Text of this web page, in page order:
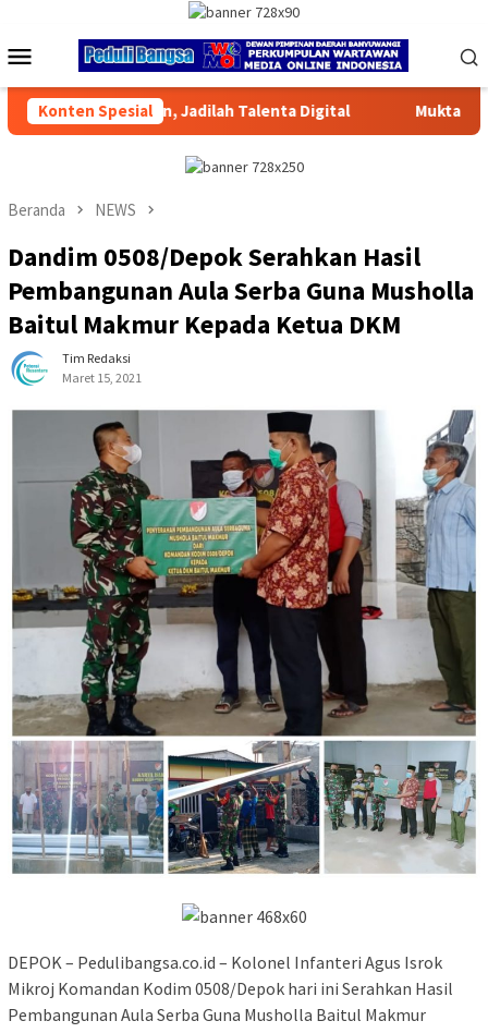
konten
Menu
Mobile
Konten Spesial
Digital Muktamar XVI Tapak Suci Resmi Dibuka
Beranda NEWS
Dandim 0508/Depok Serahkan Hasil
Pembangunan Aula Serba Guna Musholla
Baitul Makmur Kepada Ketua DKM
Tim Redaksi
Maret 15, 2021
DEPOK – Pedulibangsa.co.id – Kolonel Infanteri Agus Isrok
Mikroj Komandan Kodim 0508/Depok hari ini Serahkan Hasil
Pembangunan Aula Serba Guna Musholla Baitul Makmur